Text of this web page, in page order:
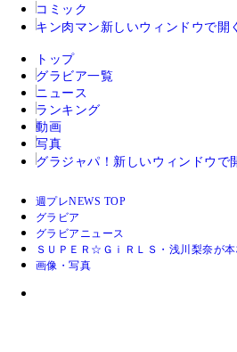
コミック
キン肉マン 新しいウィンドウで開く
トップ
グラビア一覧
ニュース
ランキング
動画
写真
グラジャパ！ 新しいウィンドウで
週プレNEWS TOP
グラビア
グラビアニュース
ＳＵＰＥＲ☆ＧｉＲＬＳ・浅川梨奈が
画像・写真